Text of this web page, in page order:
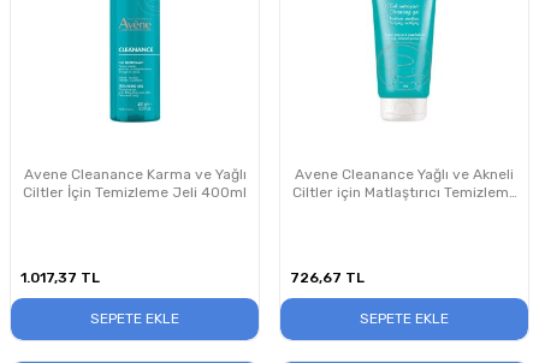
Avene Cleanance Karma ve Yağlı
Ciltler İçin Temizleme Jeli 400ml
1.017,37 TL
SEPETE EKLE
Avene Cleanance Yağlı ve Akneli
Ciltler için Matlaştırıcı Temizleme
726,67 TL
SEPETE EKLE